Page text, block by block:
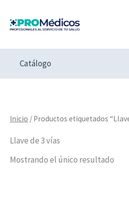
contenido
Catálogo
Inicio / Productos etiquetados
Llave de 3 vías
Mostrando el único resultado